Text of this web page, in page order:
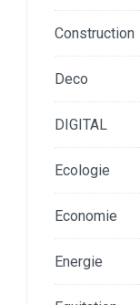
Construction
Deco
DIGITAL
Ecologie
Economie
Energie